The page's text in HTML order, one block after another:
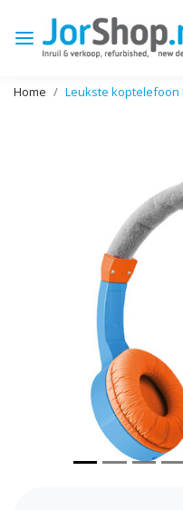
Home Leukste koptelefoon